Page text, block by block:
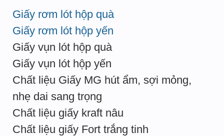
Giấy rơm lót hộp quà
Giấy rơm lót hộp yến
Giấy vụn lót hộp quà
Giấy vụn lót hộp yến
Chất liệu Giấy MG hút ẩm, sợi mỏng,
nhẹ dai sang trọng
Chất liệu giấy kraft nâu
Chất liệu giấy Fort trắng tinh